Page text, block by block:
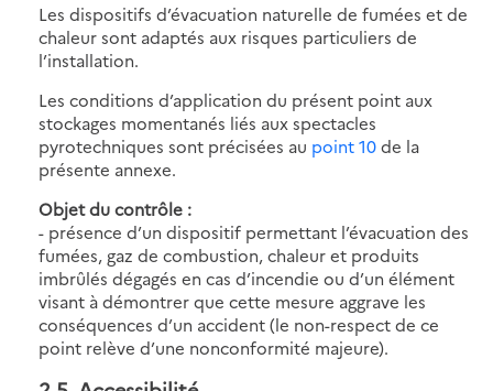
Les dispositifs d’évacuation naturelle de fumées et de
chaleur sont adaptés aux risques particuliers de
l’installation.
Les conditions d’application du présent point aux
stockages momentanés liés aux spectacles
pyrotechniques sont précisées au point 10de la
présente annexe.
Objet du contrôle :
- présence d’un dispositif permettant l’évacuation des
fumées, gaz de combustion, chaleur et produits
imbrûlés dégagés en cas d’incendie ou d’un élément
visant à démontrer que cette mesure aggrave les
conséquences d’un accident (le non-respect de ce
point relève d’une nonconformité majeure).